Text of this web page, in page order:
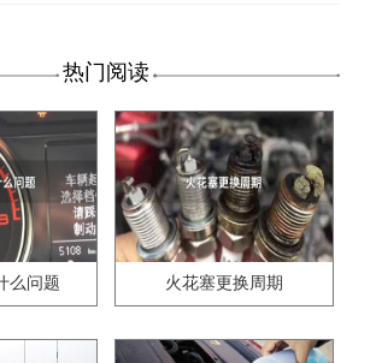
热门阅读
么问题 火花塞更换周期